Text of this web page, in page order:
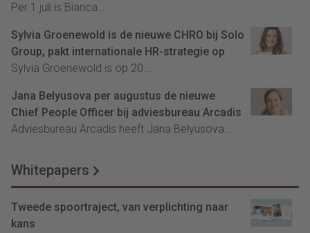
Per 1 juli is Bianca...
Sylvia Groenewold is de nieuwe CHRO bij Solo
Group, pakt internationale HR-strategie op
Sylvia Groenewold is op 20...
Jana Belyusova per augustus de nieuwe
Chief People Officer bij adviesbureau Arcadis
Adviesbureau Arcadis heeft Jana Belyusova...
Whitepapers
Tweede spoortraject, van verplichting naar
kans